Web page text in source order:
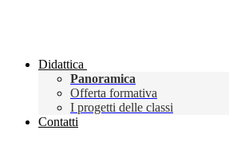
Didattica
Panoramica
Offerta formativa
I progetti delle classi
Contatti